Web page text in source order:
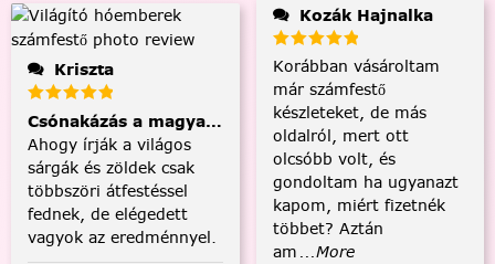
Kriszta
Csónakázás a magyar tengeren
Ahogy írják a világos
sárgák és zöldek csak
többszöri átfestéssel
fednek, de elégedett
vagyok az eredménnyel.
Kozák Hajnalka
Korábban vásároltam
már számfestő
készleteket, de más
oldalról, mert ott
olcsóbb volt, és
gondoltam ha ugyanazt
kapom, miért fizetnék
többet? Aztán
am ...More